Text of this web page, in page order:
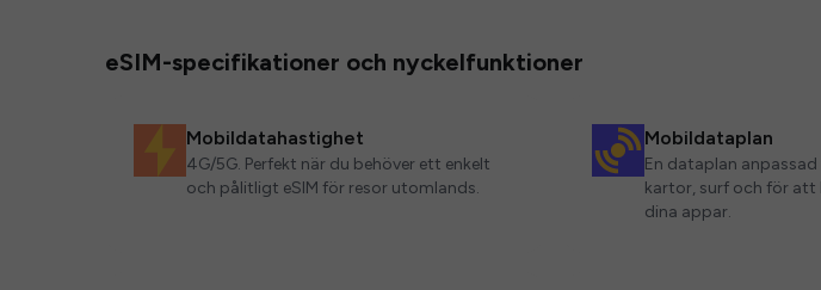
eSIM-specifikationer och nyckelfunktioner
Mobildatahastighet
4G/5G. Perfekt när du behöver ett enkelt
och pålitligt eSIM för resor utomlands.
Mobildataplan
En dataplan
kartor, surf och för att
dina appar.